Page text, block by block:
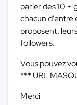
parler des 10 +
chacun d'entre
proposent,
followers.
Vous pouvez
*** URL
Merci